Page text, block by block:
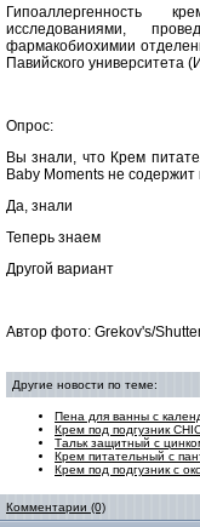
Гипоаллергенность
исследованиями,
фармакобиохимии
Павийского университета
Опрос:
Вы знали, что Крем
Baby Moments не
Да, знали
Теперь знаем
Другой вариант
Автор фото: Grekov's/
Другие новости по теме:
Пена для ванны с
Крем под подгузник
Тальк защитный с
Крем питательный с
Крем под подгузник с
Комментарии (0)